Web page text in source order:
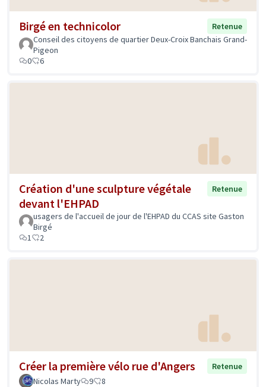
Birgé en technicolor
Retenue
Conseil des citoyens de quartier Deux-Croix Banchais Grand-
Pigeon
0
6
Création d'une sculpture végétale
devant l'EHPAD
Retenue
usagers de l'accueil de jour de l'EHPAD du CCAS site Gaston
Birgé
1
2
Créer la première vélo rue d'Angers
Retenue
Nicolas Marty
9 8